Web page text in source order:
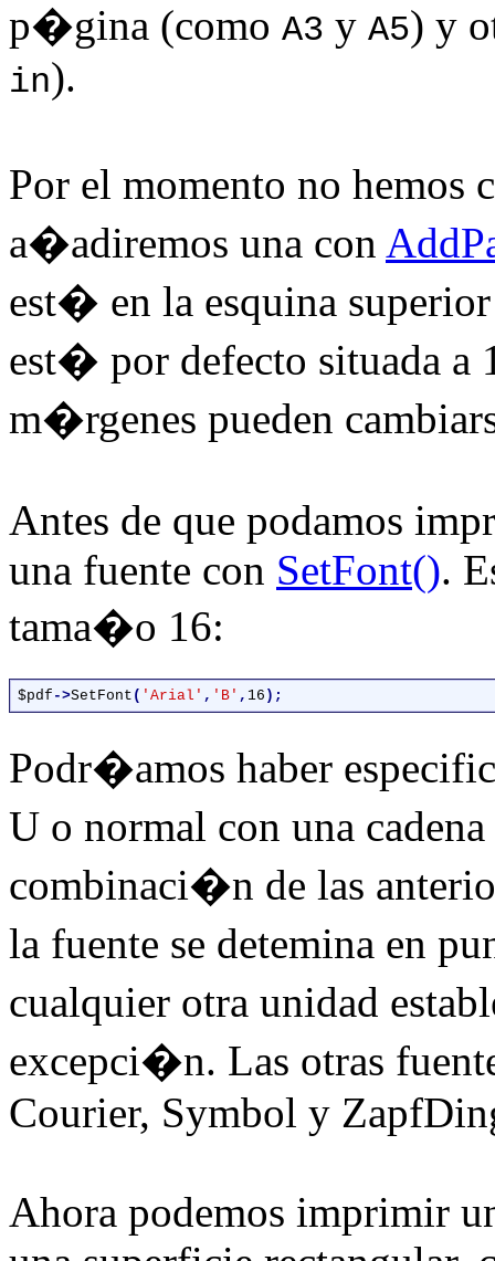
p�gina (como A3 y A5) y
in).
Por el momento no
a�adiremos una con
est� en la esquina
est� por defecto situada a
m�rgenes pueden
Antes de que podamos
una fuente con SetFont().
tama�o 16:
$pdf ->SetFont ( 'Arial' , 'B' , 16
Podr�amos haber
U o normal con una
combinaci�n de las
la fuente se detemina en
cualquier otra unidad
excepci�n. Las otras
Courier, Symbol y
Ahora podemos imprimir